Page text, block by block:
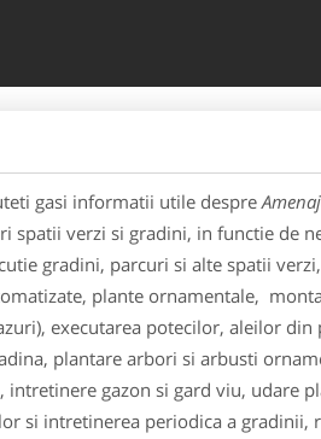
gasi informatii utile despre
spatii verzi si gradini, in functie de
gradini, parcuri si alte spatii
plante ornamentale,
executarea potecilor, aleilor
plantare arbori si arbusti
gazon si gard viu, udare
si intretinerea periodica a gradinii,